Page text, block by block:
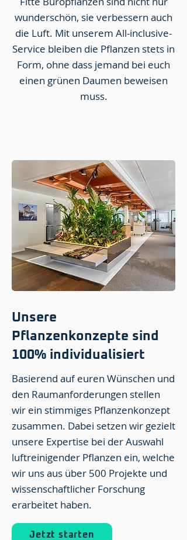
wunderschön, sie verbessern auch
die Luft. Mit unserem All-inclusive-
Service bleiben die Pflanzen stets in
Form, ohne dass jemand bei euch
einen grünen Daumen beweisen
muss.
Unsere
Pflanzenkonzepte sind
100% individualisiert
Basierend auf euren Wünschen und
den Raumanforderungen stellen
wir ein stimmiges Pflanzenkonzept
zusammen. Dabei setzen wir gezielt
unsere Expertise bei der Auswahl
luftreinigender Pflanzen ein, welche
wir uns aus über 500 Projekte und
wissenschaftlicher Forschung
erarbeitet haben.
Jetzt starten